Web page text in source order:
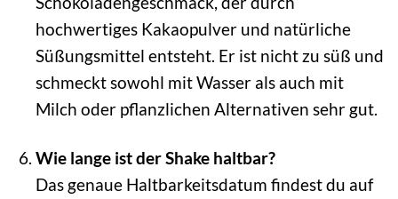
hochwertiges Kakaopulver und natürliche
Süßungsmittel entsteht. Er ist nicht zu süß und
schmeckt sowohl mit Wasser als auch mit
Milch oder pflanzlichen Alternativen sehr gut.
Wie lange ist der Shake haltbar?
Das genaue Haltbarkeitsdatum findest du auf